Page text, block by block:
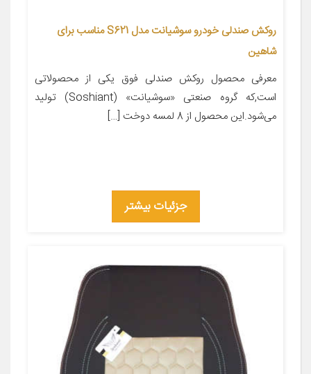
روکش صندلی خودرو سوشیانت مدل S621 مناسب برای
شاهین
معرفی محصول روکش صندلی فوق یکی از محصولاتی
است,که گروه صنعتی «سوشیانت» (Soshiant) تولید
می‌شود.این محصول از 8 لمسه دوخت […]
جزئیات بیشتر